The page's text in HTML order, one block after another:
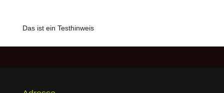
Das ist ein Testhinweis